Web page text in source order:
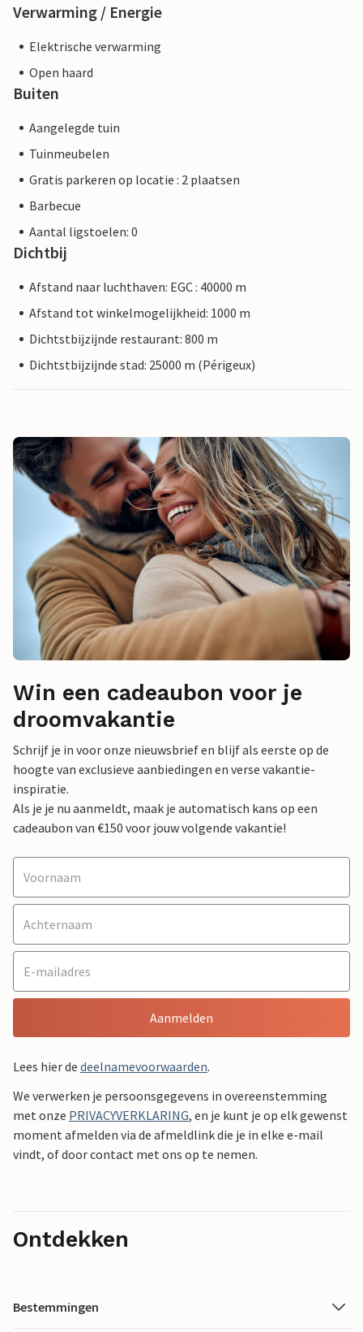
Verwarming / Energie
Elektrische verwarming
Open haard
Buiten
Aangelegde tuin
Tuinmeubelen
Gratis parkeren op locatie : 2 plaatsen
Barbecue
Aantal ligstoelen: 0
Dichtbij
Afstand naar luchthaven: EGC : 40000 m
Afstand tot winkelmogelijkheid: 1000 m
Dichtstbijzijnde restaurant: 800 m
Dichtstbijzijnde stad: 25000 m (Périgeux)
Win een cadeaubon voor je
droomvakantie
Schrijf je in voor onze nieuwsbrief en blijf als eerste op de
hoogte van exclusieve aanbiedingen en verse vakantie-
inspiratie.
Als je je nu aanmeldt, maak je automatisch kans op een
cadeaubon van €150 voor jouw volgende vakantie!
Aanmelden
Lees hier de deelnamevoorwaarden.
We verwerken je persoonsgegevens in overeenstemming
met onze PRIVACYVERKLARING, en je kunt je op elk gewenst
moment afmelden via de afmeldlink die je in elke e-mail
vindt, of door contact met ons op te nemen.
Ontdekken
Bestemmingen